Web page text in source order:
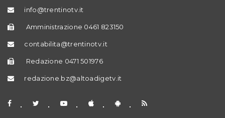
info@trentinotv.it
Amministrazione 0461 823150
contabilita@trentinotv.it
Redazione 0471 501976
redazione.bz@altoadigetv.it